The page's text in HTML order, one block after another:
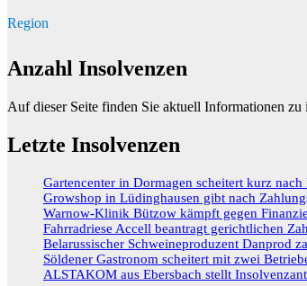
Region
Anzahl Insolvenzen
Auf dieser Seite finden Sie aktuell Informationen zu
Letzte Insolvenzen
Gartencenter in Dormagen scheitert kurz nach
Growshop in Lüdinghausen gibt nach
Warnow-Klinik Bützow kämpft gegen
Fahrradriese Accell beantragt gerichtlichen
Belarussischer Schweineproduzent Danprod
Söldener Gastronom scheitert mit zwei
ALSTAKOM aus Ebersbach stellt